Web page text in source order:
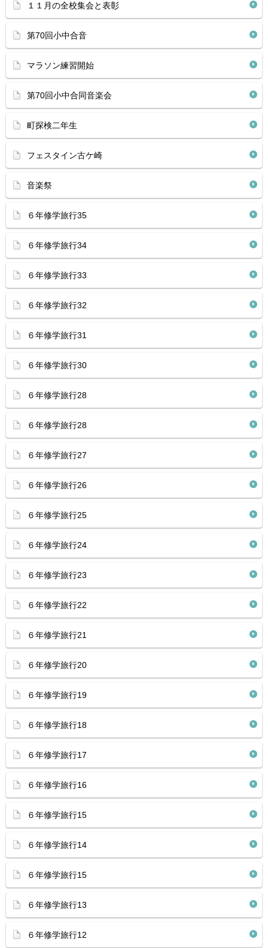
１１月の全校集会と表彰
第70回小中合音
マラソン練習開始
第70回小中合同音楽会
町探検二年生
フェスタイン古ケ崎
音楽祭
６年修学旅行35
６年修学旅行34
６年修学旅行33
６年修学旅行32
６年修学旅行31
６年修学旅行30
６年修学旅行28
６年修学旅行28
６年修学旅行27
６年修学旅行26
６年修学旅行25
６年修学旅行24
６年修学旅行23
６年修学旅行22
６年修学旅行21
６年修学旅行20
６年修学旅行19
６年修学旅行18
６年修学旅行17
６年修学旅行16
６年修学旅行15
６年修学旅行14
６年修学旅行15
６年修学旅行13
６年修学旅行12